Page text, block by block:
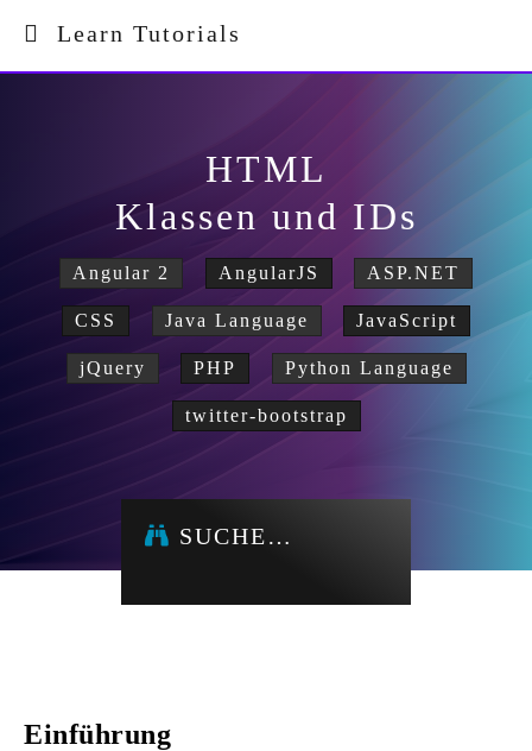
Learn Tutorials
HTML
Klassen und IDs
Angular 2 AngularJS ASP.NET
CSS Java Language JavaScript
jQuery PHP Python Language
twitter-bootstrap
SUCHE…
Einführung